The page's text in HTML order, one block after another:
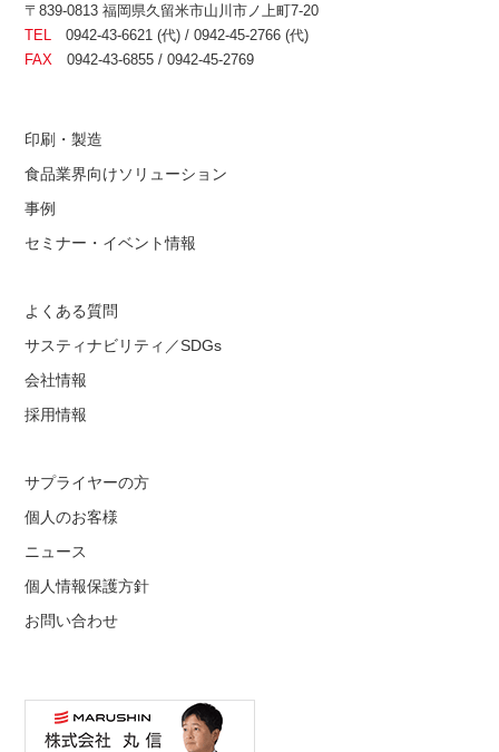
〒839-0813 福岡県久留米市山川市ノ上町7-20
TEL
0942-43-6621 (代) / 0942-45-2766 (代)
FAX 0942-43-6855 / 0942-45-2769
印刷・製造
食品業界向けソリューション
事例
セミナー・イベント情報
よくある質問
サスティナビリティ／SDGs
会社情報
採用情報
サプライヤーの方
個人のお客様
ニュース
個人情報保護方針
お問い合わせ